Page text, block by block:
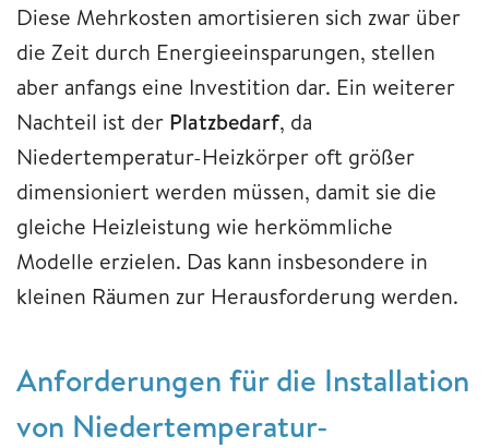
Diese Mehrkosten amortisieren sich zwar über
die Zeit durch Energieeinsparungen, stellen
aber anfangs eine Investition dar. Ein weiterer
Nachteil ist der Platzbedarf, da
Niedertemperatur-Heizkörper oft größer
dimensioniert werden müssen, damit sie die
gleiche Heizleistung wie herkömmliche
Modelle erzielen. Das kann insbesondere in
kleinen Räumen zur Herausforderung werden.
Anforderungen für die Installation
von Niedertemperatur-